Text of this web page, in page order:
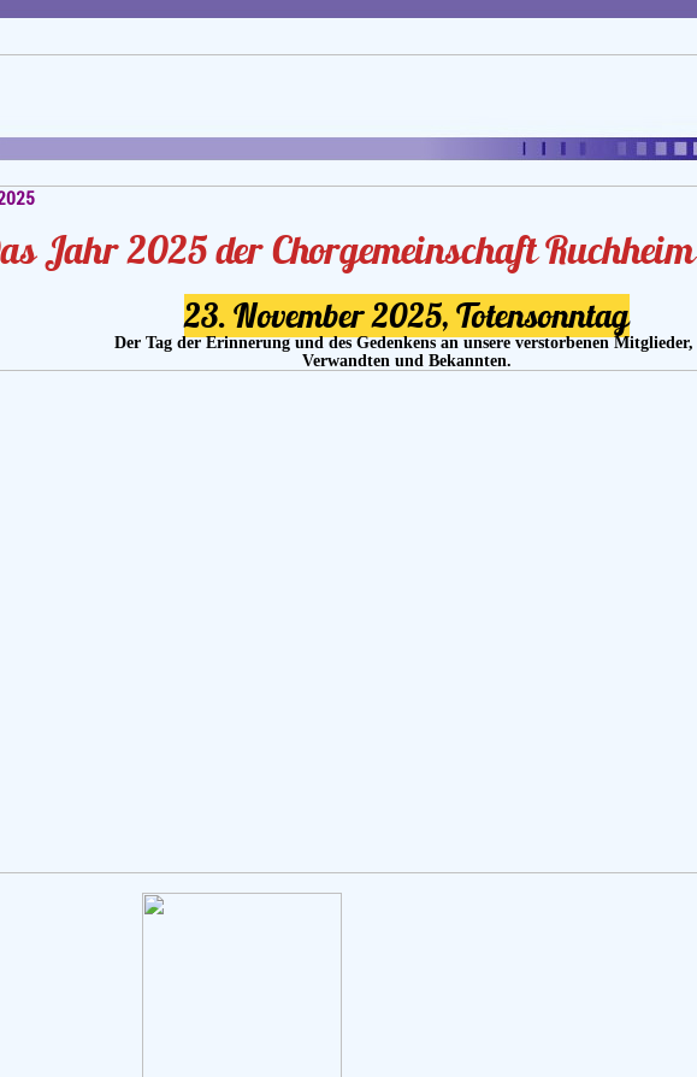
Jahr 2025 der Chorgemeinschaft Ruchheim
23. November 2025, Totensonntag
Der Tag der Erinnerung und des Gedenkens an unsere verstorbenen Mitglieder,
Verwandten und Bekannten.